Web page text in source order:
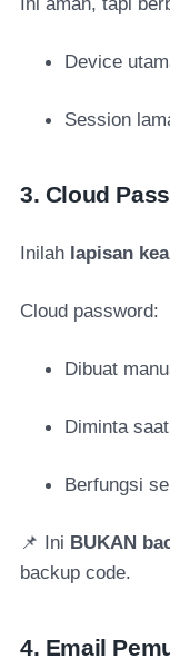
Device
Session
3. Cloud
Inilah lapisan
Cloud password:
Dibuat
Diminta
Berfungsi
📌 Ini BUKAN
backup code.
4. Email